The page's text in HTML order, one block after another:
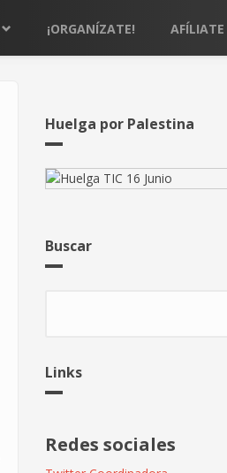
¡ORGANÍZATE! AFÍLIATE
Huelga por Palestina
Buscar
Links
Redes sociales